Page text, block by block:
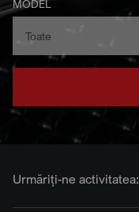
MODEL
Urmăriți-ne activitatea: